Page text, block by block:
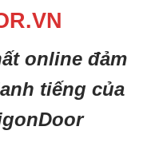
online đảm
tiếng của